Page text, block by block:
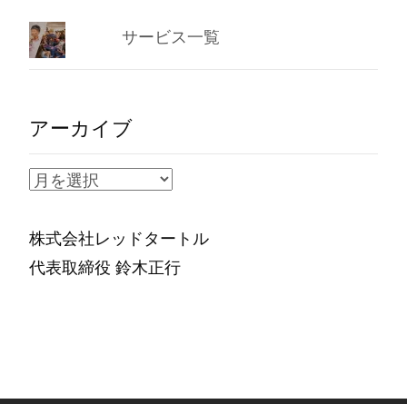
サービス一覧
アーカイブ
ア
カ
イ
株式会社レッドタートル
代表取締役 鈴木正行